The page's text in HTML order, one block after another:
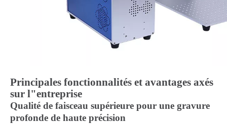
Principales fonctionnalités et avantages axés
sur l"entreprise
Qualité de faisceau supérieure pour une gravure
profonde de haute précision